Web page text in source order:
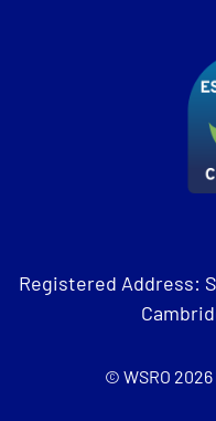
Registered Address:
© WSRO 2026